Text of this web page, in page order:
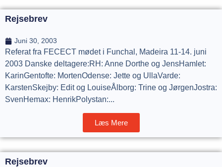
Rejsebrev
Juni 30, 2003
Referat fra FECECT mødet i Funchal, Madeira 11-14. juni
2003 Danske deltagere:RH: Anne Dorthe og JensHamlet:
KarinGentofte: MortenOdense: Jette og UllaVarde:
KarstenSkejby: Edit og LouiseÅlborg: Trine og JørgenJostra:
SvenHemax: HenrikPolystan:...
Læs Mere
Rejsebrev